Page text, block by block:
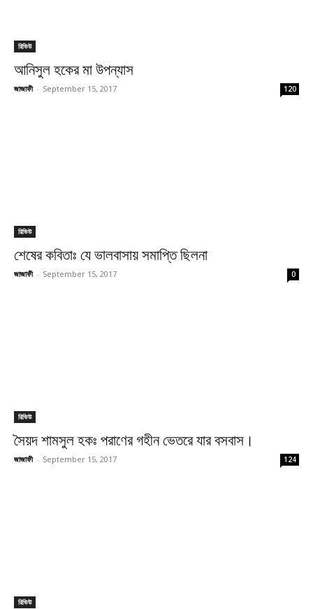
রিভিউ
আনিসুল হকের মা উপন্যাস
জাজাফী - September 15, 2017 120
রিভিউ
শেষের কবিতাঃ যে ভালবাসায় সমাপ্তি ছিলনা
জাজাফী - September 15, 2017 0
রিভিউ
সৈয়দ শামসুল হকঃ পরাণের গহীন ভেতরে যার বসবাস।
জাজাফী - September 15, 2017 124
রিভিউ